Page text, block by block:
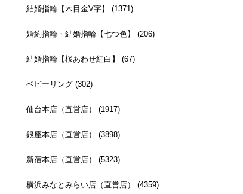
結婚指輪【木目金V字】 (1371)
婚約指輪・結婚指輪【七つ色】 (206)
結婚指輪【桜あわせ紅白】 (67)
ベビーリング (302)
仙台本店（直営店） (1917)
銀座本店（直営店） (3898)
新宿本店（直営店） (5323)
横浜みなとみらい店（直営店） (4359)